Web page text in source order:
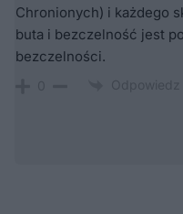
Chronionych) i każdego
buta i bezczelność jest
bezczelności.